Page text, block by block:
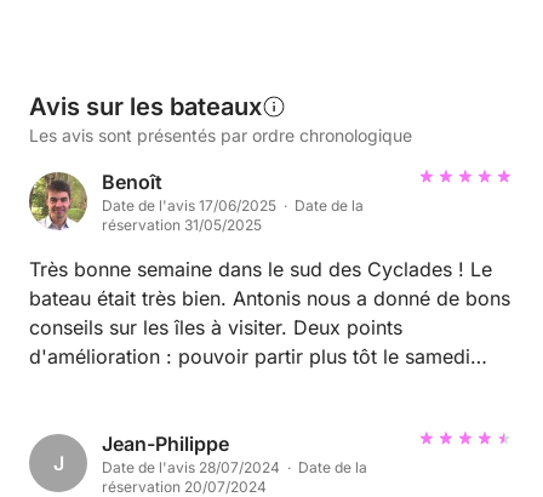
Avis sur les bateaux
Les avis sont présentés par ordre chronologique
Benoît
Date de l'avis 17/06/2025 · Date de la
réservation 31/05/2025
Très bonne semaine dans le sud des Cyclades ! Le
bateau était très bien. Antonis nous a donné de bons
conseils sur les îles à visiter. Deux points
d'amélioration : pouvoir partir plus tôt le samedi
J
Jean-Philippe
Date de l'avis 28/07/2024 · Date de la
réservation 20/07/2024